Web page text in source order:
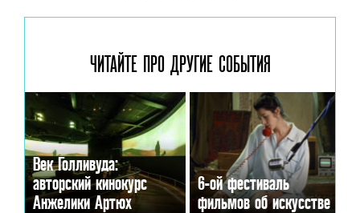
ЧИТАЙТЕ ПРО ДРУГИЕ СОБЫТИЯ
Век Голливуда:
авторский кинокурс
Анжелики Артюх
6-ой фестиваль
фильмов об искусстве